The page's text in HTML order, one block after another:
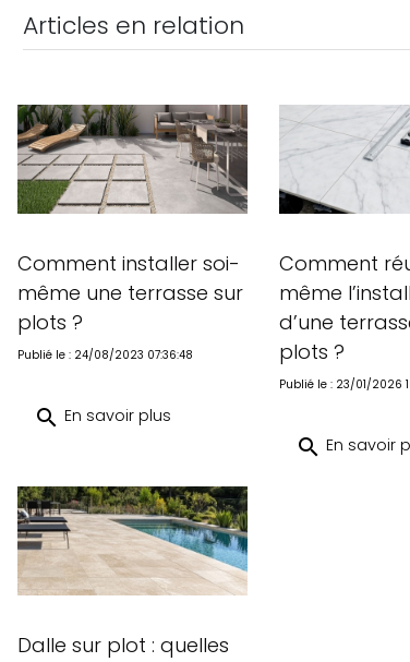
Articles en relation
Comment installer soi-
même une terrasse sur
plots ?
Publié le : 24/08/2023 07:36:48
search En savoir plus
Comment
même
d’une
plots ?
Publié le : 23/01/2026
search En savoir
Dalle sur plot : quelles